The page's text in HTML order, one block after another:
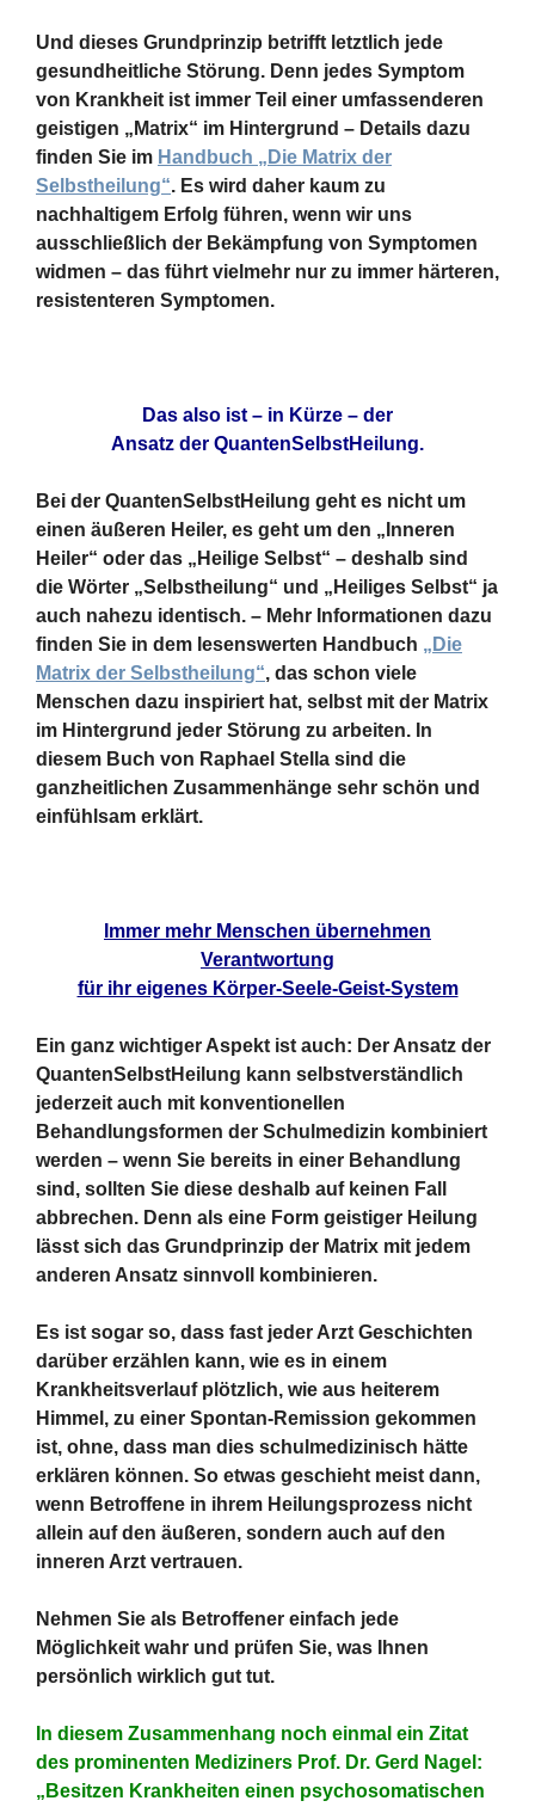
Und dieses Grundprinzip betrifft letztlich jede
gesundheitliche Störung. Denn jedes Symptom
von Krankheit ist immer Teil einer umfassenderen
geistigen „Matrix“ im Hintergrund – Details dazu
finden Sie im Handbuch „Die Matrix der
Selbstheilung“. Es wird daher kaum zu
nachhaltigem Erfolg führen, wenn wir uns
ausschließlich der Bekämpfung von Symptomen
widmen – das führt vielmehr nur zu immer härteren,
resistenteren Symptomen.
Das also ist – in Kürze – der
Ansatz der QuantenSelbstHeilung.
Bei der QuantenSelbstHeilung geht es nicht um
einen äußeren Heiler, es geht um den „Inneren
Heiler“ oder das „Heilige Selbst“ – deshalb sind
die Wörter „Selbstheilung“ und „Heiliges Selbst“ ja
auch nahezu identisch. – Mehr Informationen dazu
finden Sie in dem lesenswerten Handbuch „Die
Matrix der Selbstheilung“, das schon viele
Menschen dazu inspiriert hat, selbst mit der Matrix
im Hintergrund jeder Störung zu arbeiten. In
diesem Buch von Raphael Stella sind die
ganzheitlichen Zusammenhänge sehr schön und
einfühlsam erklärt.
Immer mehr Menschen übernehmen
Verantwortung
für ihr eigenes Körper-Seele-Geist-System
Ein ganz wichtiger Aspekt ist auch: Der Ansatz der
QuantenSelbstHeilung kann selbstverständlich
jederzeit auch mit konventionellen
Behandlungsformen der Schulmedizin kombiniert
werden – wenn Sie bereits in einer Behandlung
sind, sollten Sie diese deshalb auf keinen Fall
abbrechen. Denn als eine Form geistiger Heilung
lässt sich das Grundprinzip der Matrix mit jedem
anderen Ansatz sinnvoll kombinieren.
Es ist sogar so, dass fast jeder Arzt Geschichten
darüber erzählen kann, wie es in einem
Krankheitsverlauf plötzlich, wie aus heiterem
Himmel, zu einer Spontan-Remission gekommen
ist, ohne, dass man dies schulmedizinisch hätte
erklären können. So etwas geschieht meist dann,
wenn Betroffene in ihrem Heilungsprozess nicht
allein auf den äußeren, sondern auch auf den
inneren Arzt vertrauen.
Nehmen Sie als Betroffener einfach jede
Möglichkeit wahr und prüfen Sie, was Ihnen
persönlich wirklich gut tut.
In diesem Zusammenhang noch einmal ein Zitat
des prominenten Mediziners Prof. Dr. Gerd Nagel:
„Besitzen Krankheiten einen psychosomatischen